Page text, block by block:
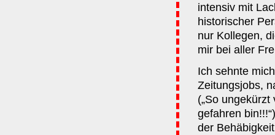
intensiv mit
historischer
nur Kollegen,
mir bei aller
Ich sehnte
Zeitungsjobs,
(„So
gefahren
der